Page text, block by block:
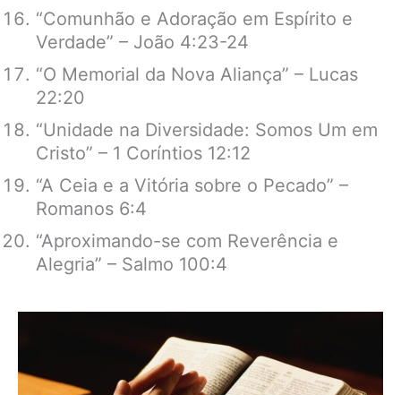
“Comunhão e Adoração em Espírito e
Verdade” – João 4:23-24
“O Memorial da Nova Aliança” – Lucas
22:20
“Unidade na Diversidade: Somos Um em
Cristo” – 1 Coríntios 12:12
“A Ceia e a Vitória sobre o Pecado” –
Romanos 6:4
“Aproximando-se com Reverência e
Alegria” – Salmo 100:4